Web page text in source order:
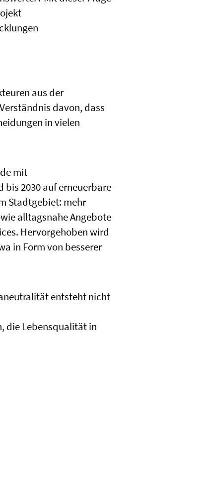
aus der
davon, dass
in vielen
mit
2030 auf erneuerbare
Stadtgebiet: mehr
alltagsnahe Angebote
Hervorgehoben wird
in Form von besserer
entsteht nicht
die Lebensqualität in